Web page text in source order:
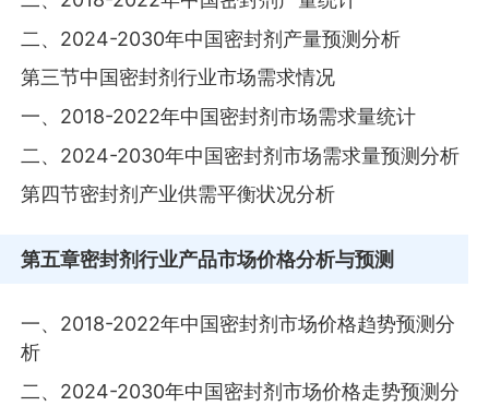
二、2024-2030年中国密封剂产量预测分析
第三节中国密封剂行业市场需求情况
一、2018-2022年中国密封剂市场需求量统计
二、2024-2030年中国密封剂市场需求量预测分析
第四节密封剂产业供需平衡状况分析
第五章密封剂行业产品市场价格分析与预测
一、2018-2022年中国密封剂市场价格趋势预测分
析
二、2024-2030年中国密封剂市场价格走势预测分